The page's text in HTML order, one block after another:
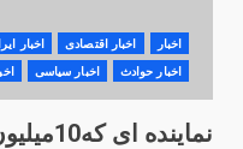
اخبار اخبار اقتصادی اخبار
اخبار حوادث
اخبار سیاسی